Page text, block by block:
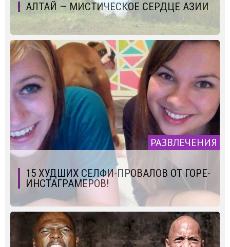
АЛТАЙ — МИСТИЧЕСКОЕ СЕРДЦЕ АЗИИ
РАЗВЛЕЧЕНИЯ
15 ХУДШИХ СЕЛФИ-ПРОВАЛОВ ОТ ГОРЕ-
ИНСТАГРАМЕРОВ!